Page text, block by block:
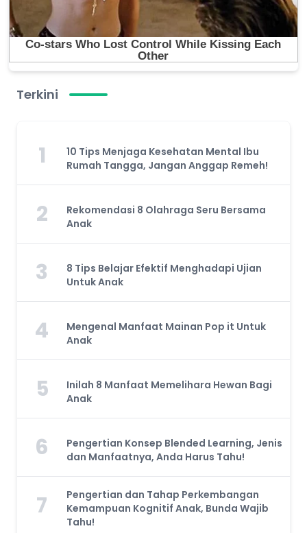
Terkini
1
10 Tips Menjaga Kesehatan Mental Ibu
Rumah Tangga, Jangan Anggap Remeh!
2
Rekomendasi 8 Olahraga Seru Bersama
Anak
3
8 Tips Belajar Efektif Menghadapi Ujian
Untuk Anak
4
Mengenal Manfaat Mainan Pop it Untuk
Anak
5
Inilah 8 Manfaat Memelihara Hewan Bagi
Anak
6
Pengertian Konsep Blended Learning, Jenis
dan Manfaatnya, Anda Harus Tahu!
7
Pengertian dan Tahap Perkembangan
Kemampuan Kognitif Anak, Bunda Wajib
Tahu!